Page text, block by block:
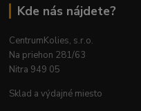
Kde nás nájdete?
CentrumKolies, s.r.o.
Na priehon 281/63
Nitra 949 05
Sklad a výdajné miesto